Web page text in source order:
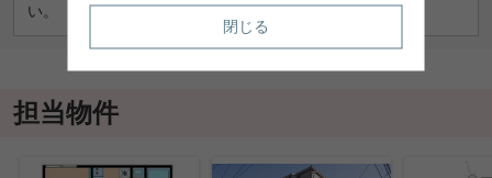
い。
担当物件
閉じる